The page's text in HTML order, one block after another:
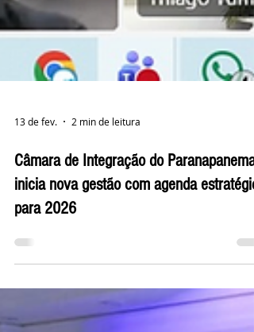
13 de fev. 2 min de leitura
Câmara de Integração do Paranapanema
inicia nova gestão com agenda
para 2026